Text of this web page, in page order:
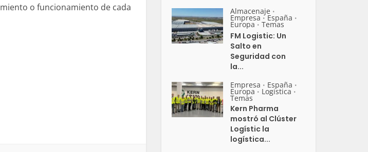
o funcionamiento de cada
Almacenaje •
Empresa • España •
Europa • Temas
FM Logistic: Un
Salto en
Seguridad con
la...
Empresa • España •
Europa • Logistica •
Temas
Kern Pharma
mostró al Clúster
Logístic la
logística...